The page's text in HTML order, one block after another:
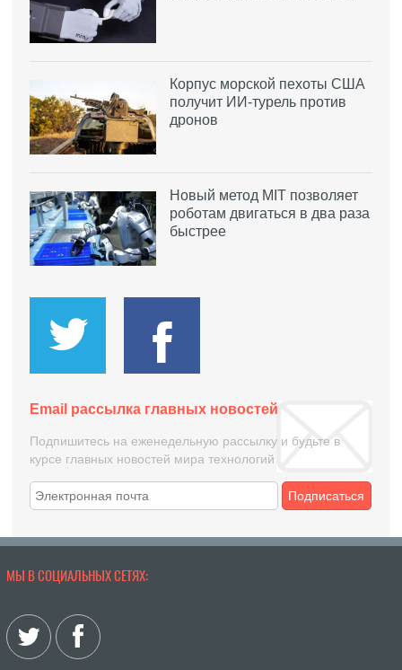
Корпус морской пехоты США
получит ИИ-турель против
дронов
Новый метод MIT позволяет
роботам двигаться в два раза
быстрее
Email рассылка главных новостей
Подпишитесь на еженедельную рассылку и будьте в
курсе главных новостей мира технологий
Подписаться
МЫ В СОЦИАЛЬНЫХ СЕТЯХ: